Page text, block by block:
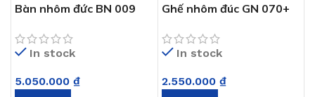
Bàn nhôm đức BN 009
In stock
5.050.000 ₫
Ghế nhôm đúc GN 070+
In stock
2.550.000 ₫